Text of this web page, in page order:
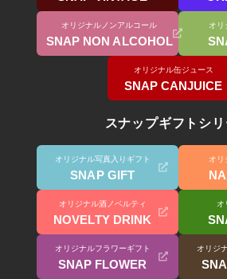
オリジナルノンアルコール
SNAP NON ALCOHOL
オリ
オリジナル缶ジュース
SNAP CANJUICE
スナップギフトシ
オリジナル写真入りギフト
SNAP GIFT
オリ
オリジナル酒ノベルティ
NOVELTY DRINK
オ
オリジナルフラワーギフト
SNAP FLOWER
オリジ